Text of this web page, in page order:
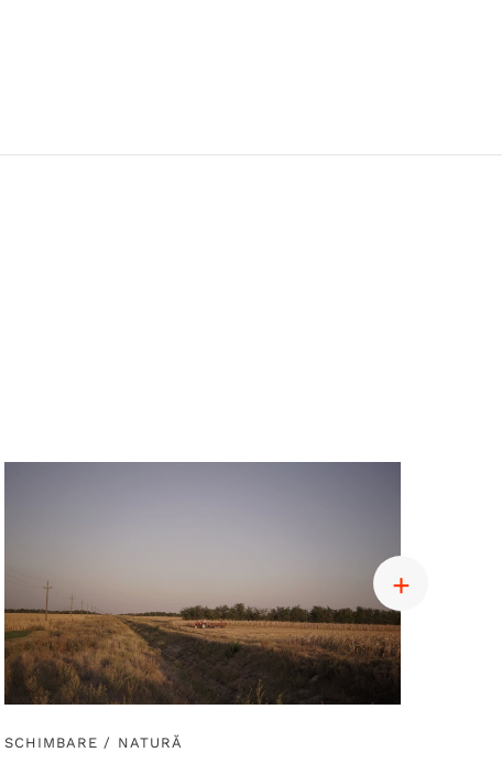
SCHIMBARE / NATURĂ